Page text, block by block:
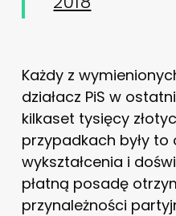
Każdy z
działacz PiS w
kilkaset tysięcy
przypadkach były to
wykształcenia i
płatną posadę
przynależności